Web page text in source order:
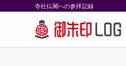
寺社仏閣への参拝記録